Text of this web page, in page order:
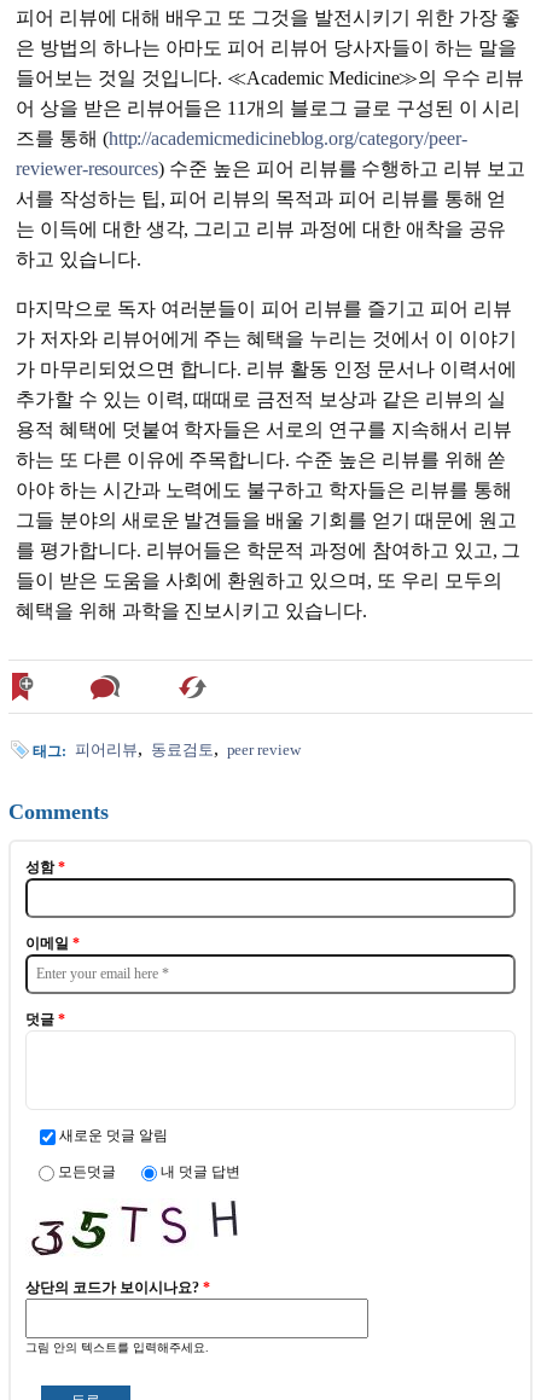
피어 리뷰에 대해 배우고 또 그것을 발전시키기 위한 가장 좋
은 방법의 하나는 아마도 피어 리뷰어 당사자들이 하는 말을
들어보는 것일 것입니다. ≪Academic Medicine≫의 우수 리뷰
어 상을 받은 리뷰어들은 11개의 블로그 글로 구성된 이 시리
즈를 통해 (http://academicmedicineblog.org/category/peer-
reviewer-resources) 수준 높은 피어 리뷰를 수행하고 리뷰 보고
서를 작성하는 팁, 피어 리뷰의 목적과 피어 리뷰를 통해 얻
는 이득에 대한 생각, 그리고 리뷰 과정에 대한 애착을 공유
하고 있습니다.
마지막으로 독자 여러분들이 피어 리뷰를 즐기고 피어 리뷰
가 저자와 리뷰어에게 주는 혜택을 누리는 것에서 이 이야기
가 마무리되었으면 합니다. 리뷰 활동 인정 문서나 이력서에
추가할 수 있는 이력, 때때로 금전적 보상과 같은 리뷰의 실
용적 혜택에 덧붙여 학자들은 서로의 연구를 지속해서 리뷰
하는 또 다른 이유에 주목합니다. 수준 높은 리뷰를 위해 쏟
아야 하는 시간과 노력에도 불구하고 학자들은 리뷰를 통해
그들 분야의 새로운 발견들을 배울 기회를 얻기 때문에 원고
를 평가합니다. 리뷰어들은 학문적 과정에 참여하고 있고, 그
들이 받은 도움을 사회에 환원하고 있으며, 또 우리 모두의
혜택을 위해 과학을 진보시키고 있습니다.
태그: 피어리뷰 동료검토 peer review
Comments
성함*
이메일 *
덧글 *
새로운 덧글 알림
모든덧글 내 덧글 답변
상단의 코드가 보이시나요? *
그림 안의 텍스트를 입력해주세요.